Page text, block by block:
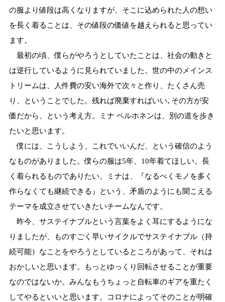
の服より値段は高くなりますが、そこに込められた人の想い
を長く着ることは、その値段の価値を越えられると思ってい
ます。
最初の頃、僕らがやろうとしていたことは、社会の動きと
は逆行しているように見られていました。世の中のメインス
トリームは、人件費の安い海外で次々と作り、たくさん売
り、ということでした。残れば廃棄すればいい､その方が安
価だから、という考え方。ミナ ペルホネンは、別の道を歩き
たいと思います。
僕には、こうしよう、これでいいんだ、という確信のよう
なものがありました。僕らの服は5年、10年着てほしい。長
く着られるものでありたい。ミナは、『なるべくモノを多く
作らなくても継続できる』という、矛盾のようにも聞こえる
テーマを成立させていきたいチームなんです。
昨今、サステイナブルという言葉をよく耳にするようにな
りましたが、ものすごく早いサイクルでサステイナブル（持
続可能）なことをやろうとしているところがあって、それは
おかしいと思います。もっとゆっくり回転させることが重要
なのではないか。みんなもうちょっと自転車のギアを重たく
してやるといいと思います。コロナによってそのことが明確